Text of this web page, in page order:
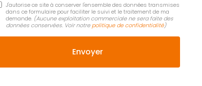
J'autorise ce site à conserver l'ensemble des données transmises
dans ce formulaire pour faciliter le suivi et le traitement de ma
demande. (Aucune exploitation commerciale ne sera faite des
données conservées. Voir notre politique de confidentialité)